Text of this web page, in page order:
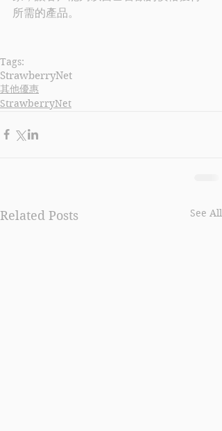
所需的產品。
Tags:
StrawberryNet
其他優惠
StrawberryNet
Related Posts See All